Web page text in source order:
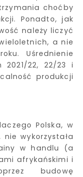
choćby
Ponadto, jak
należy liczyć
a nie
Uśrednienie
2021/22, 22/23 i
produkcji
Polska, w
wykorzystała
w handlu (a
afrykańskimi i
budowę